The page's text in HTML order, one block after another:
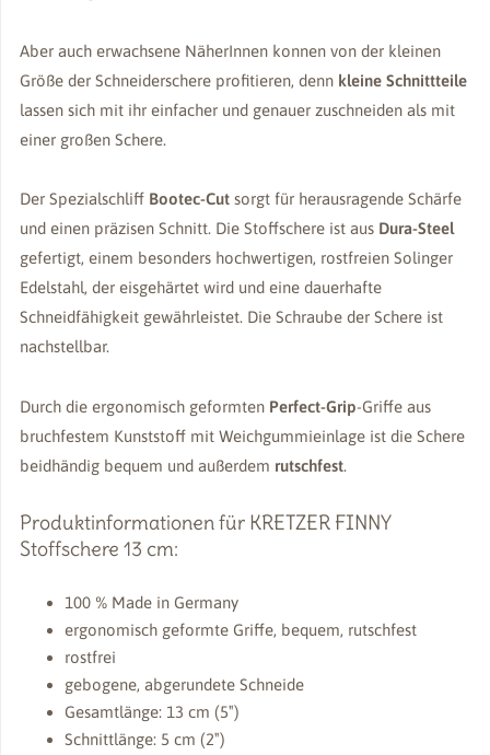
Aber auch erwachsene NäherInnen konnen von der kleinen
Größe der Schneiderschere profitieren, denn kleine Schnittteile
lassen sich mit ihr einfacher und genauer zuschneiden als mit
einer großen Schere.
Der Spezialschliff Bootec-Cutsorgt für herausragende Schärfe
und einen präzisen Schnitt. Die Stoffschere ist aus Dura-Steel
gefertigt, einem besonders hochwertigen, rostfreien Solinger
Edelstahl, der eisgehärtet wird und eine dauerhafte
Schneidfähigkeit gewährleistet. Die Schraube der Schere ist
nachstellbar.
Durch die ergonomisch geformten Perfect-Grip-Griffe aus
bruchfestem Kunststoff mit Weichgummieinlage ist die Schere
beidhändig bequem und außerdem rutschfest.
Produktinformationen für KRETZER FINNY
Stoffschere 13 cm:
100 % Made in Germany
ergonomisch geformte Griffe, bequem, rutschfest
rostfrei
gebogene, abgerundete Schneide
Gesamtlänge: 13 cm (5″)
Schnittlänge: 5 cm (2″)